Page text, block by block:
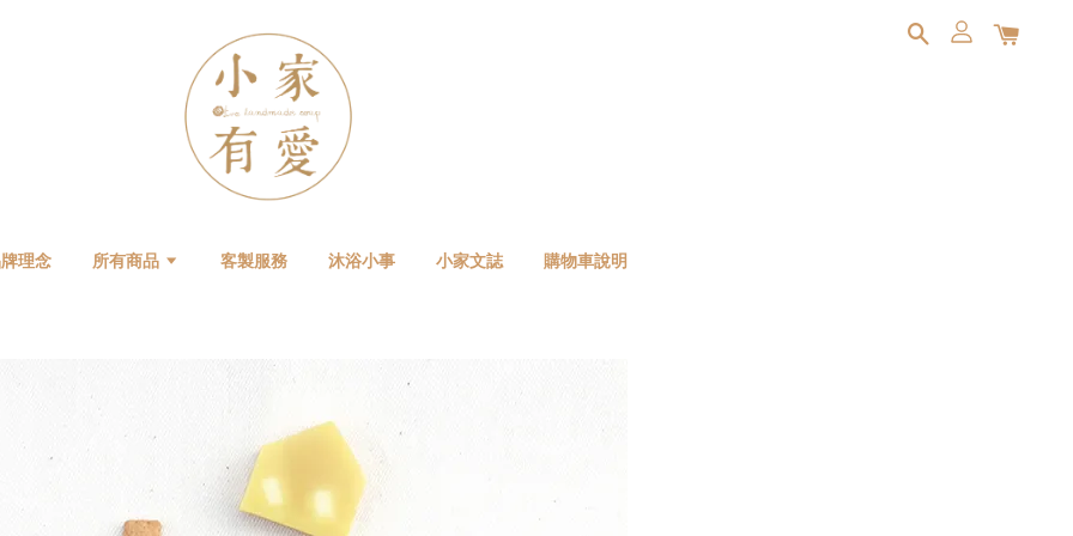
理念 所有商品 客製服務 沐浴小事 小家文誌 購物車說明